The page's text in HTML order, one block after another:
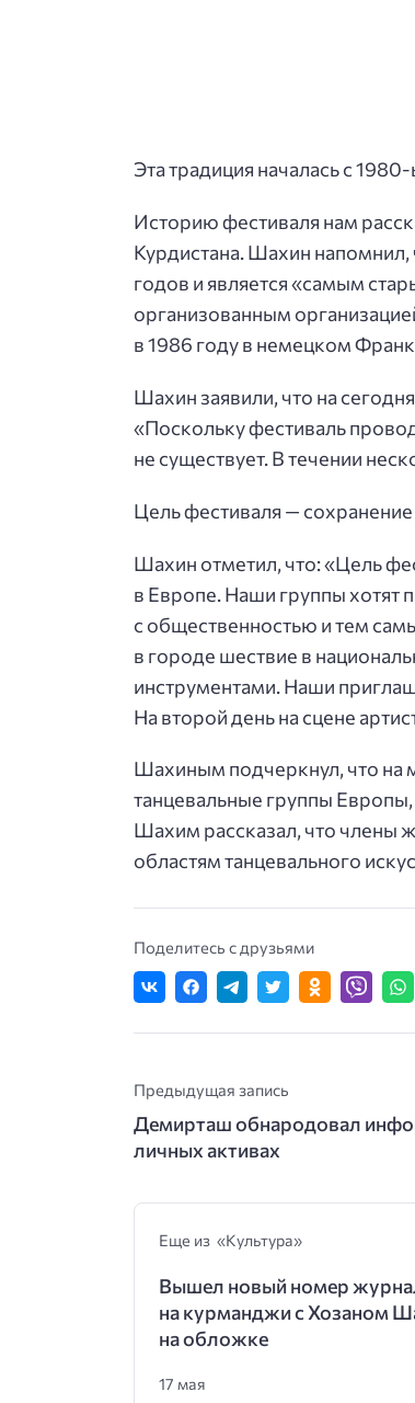
Эта традиция началась с
Историю фестиваля нам
Курдистана. Шахин
годов и является «самым
организованным
в 1986 году в немецком
Шахин заявили, что на
«Поскольку фестиваль
не существует. В течении
Цель фестиваля —
Шахин отметил, что: «Цель
в Европе. Наши группы хотят
с общественностью и тем
в городе шествие в
инструментами. Наши
На второй день на сцене
Шахиным подчеркнул, что на
танцевальные группы
Шахим рассказал, что члены
областям танцевального
Поделитесь с друзьями
Предыдущая запись
Демирташ обнародовал
личных активах
Еще из «Культура»
Вышел новый номер
на курманджи с Хозаном
на обложке
17 мая